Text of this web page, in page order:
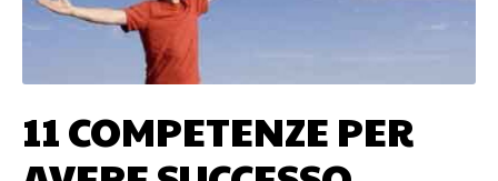
11 COMPETENZE PER